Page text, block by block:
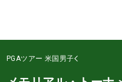
PGAツアー 米国男子